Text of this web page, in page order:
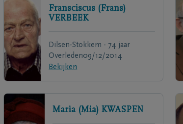
Fransciscus (Frans)
VERBEEK
Dilsen-Stokkem - 74 jaar
Overleden09/12/2014
Bekijken
Maria (Mia) KWASPEN